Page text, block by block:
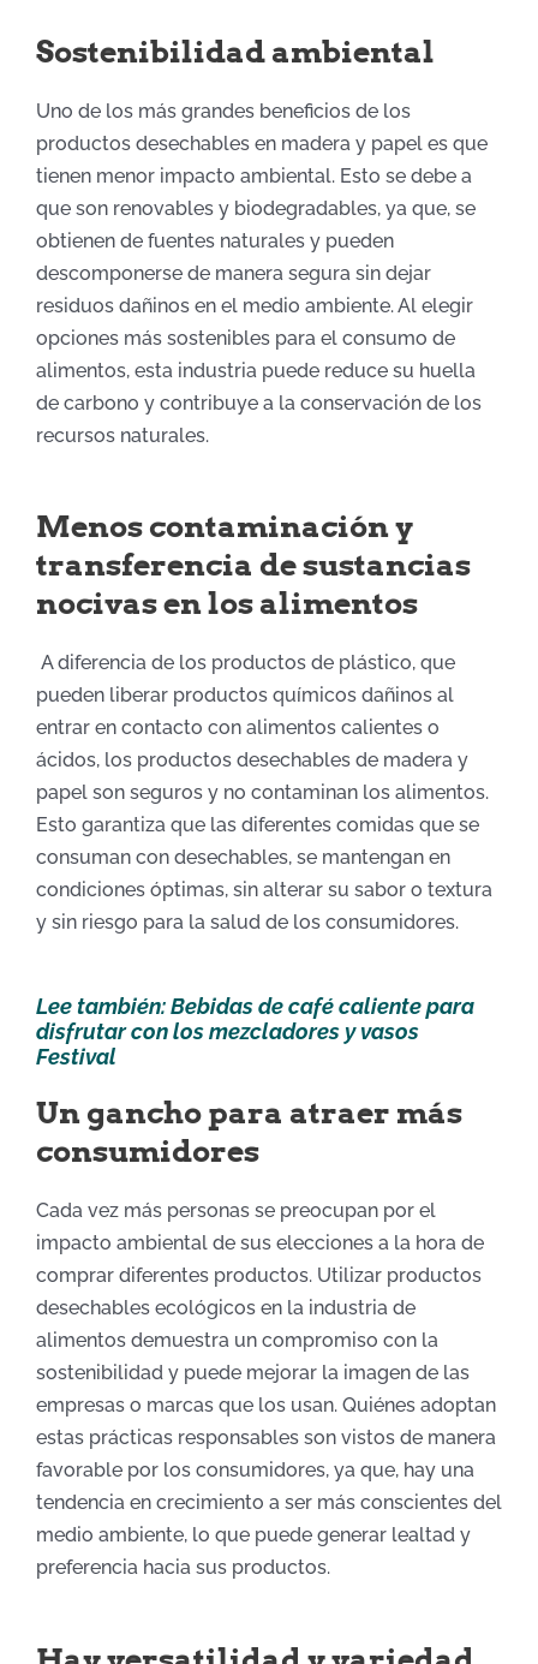
Sostenibilidad ambiental
Uno de los más grandes beneficios de los
productos desechables en madera y papel es que
tienen menor impacto ambiental. Esto se debe a
que son renovables y biodegradables, ya que, se
obtienen de fuentes naturales y pueden
descomponerse de manera segura sin dejar
residuos dañinos en el medio ambiente. Al elegir
opciones más sostenibles para el consumo de
alimentos, esta industria puede reduce su huella
de carbono y contribuye a la conservación de los
recursos naturales.
Menos contaminación y
transferencia de sustancias
nocivas en los alimentos
A diferencia de los productos de plástico, que
pueden liberar productos químicos dañinos al
entrar en contacto con alimentos calientes o
ácidos, los productos desechables de madera y
papel son seguros y no contaminan los alimentos.
Esto garantiza que las diferentes comidas que se
consuman con desechables, se mantengan en
condiciones óptimas, sin alterar su sabor o textura
y sin riesgo para la salud de los consumidores.
Lee también: Bebidas de café caliente para
disfrutar con los mezcladores y vasos
Festival
Un gancho para atraer más
consumidores
Cada vez más personas se preocupan por el
impacto ambiental de sus elecciones a la hora de
comprar diferentes productos. Utilizar productos
desechables ecológicos en la industria de
alimentos demuestra un compromiso con la
sostenibilidad y puede mejorar la imagen de las
empresas o marcas que los usan. Quiénes adoptan
estas prácticas responsables son vistos de manera
favorable por los consumidores, ya que, hay una
tendencia en crecimiento a ser más conscientes del
medio ambiente, lo que puede generar lealtad y
preferencia hacia sus productos.